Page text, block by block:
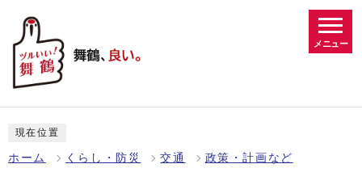
メニュー
現在位置
ホーム くらし・防災 交通 政策・計画など